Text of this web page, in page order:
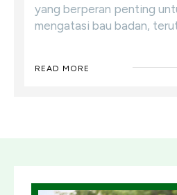
yang berperan penting
mengatasi bau badan,
READ MORE